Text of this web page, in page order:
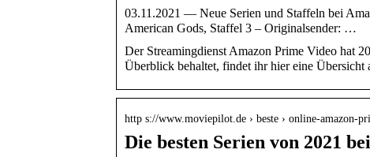
03.11.2021 — Neue Serien und Staffeln bei
American Gods, Staffel 3 – Originalsender: …
Der Streamingdienst Amazon Prime Video hat
Überblick behaltet, findet ihr hier eine
http s://www.moviepilot.de › beste › online-amazon-
Die besten Serien von 2021